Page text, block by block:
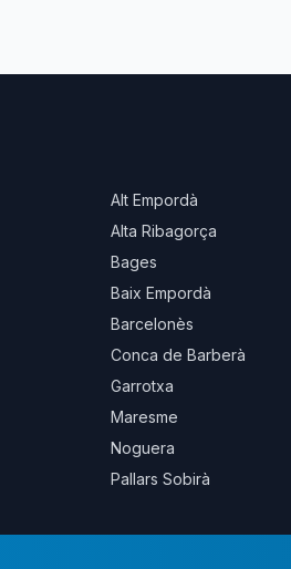
Alt Empordà
Alta Ribagorça
Bages
Baix Empordà
Barcelonès
Conca de Barberà
Garrotxa
Maresme
Noguera
Pallars Sobirà